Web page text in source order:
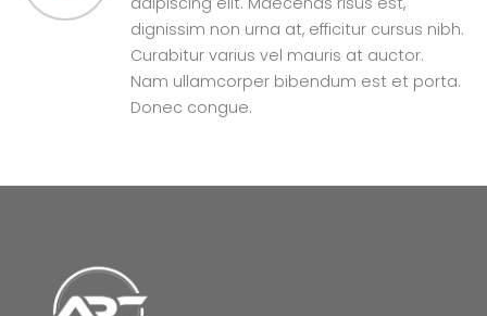
dignissim non urna at, efficitur cursus nibh.
Curabitur varius vel mauris at auctor.
Nam ullamcorper bibendum est et porta.
Donec congue.